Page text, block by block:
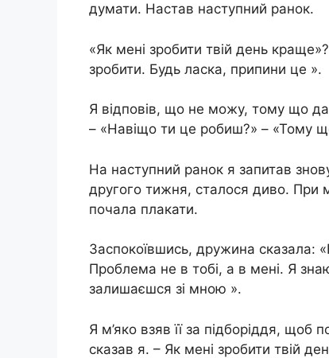
думати. Настав наступний ранок.
«Як мені зробити твій день
зробити. Будь ласка, припини це ».
Я відповів, що не можу, тому що
– «Навіщо ти це робиш?» – «Тому
На наступний ранок я запитав
другого тижня, сталося диво. При
почала плакати.
Заспокоївшись, дружина сказала:
Проблема не в тобі, а в мені. Я
залишаєшся зі мною ».
Я м’яко взяв її за підборіддя,
сказав я. – Як мені зробити твій